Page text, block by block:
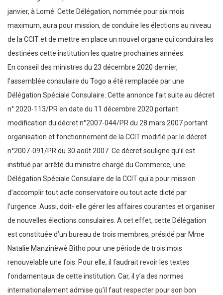
janvier, à Lomé. Cette Délégation, nommée pour six mois
maximum, aura pour mission, de conduire les élections au niveau
de la CCIT et de mettre en place un nouvel organe qui conduira les
destinées cette institution les quatre prochaines années.
En conseil des ministres du 23 décembre 2020 dernier,
l’assemblée consulaire du Togo a été remplacée par une
Délégation Spéciale Consulaire. Cette annonce fait suite au décret
n° 2020-113/PR en date du 11 décembre 2020 portant
modification du décret n°2007-044/PR du 28 mars 2007 portant
organisation et fonctionnement de la CCIT modifié par le décret
n°2007-091/PR du 30 août 2007. Ce décret souligne qu’il est
institué par arrêté du ministre chargé du Commerce, une
Délégation Spéciale Consulaire de la CCIT qui a pour mission
d’accomplir tout acte conservatoire ou tout acte dicté par
l’urgence. Aussi, doit- elle gérer les affaires courantes et organiser
de nouvelles élections consulaires. A cet effet, cette Délégation
est constituée d’un bureau de trois membres, présidé par Mme
Natalie Manzinèwè Bitho pour une période de trois mois
renouvelable une fois. Pour elle, il faudrait revoir les textes
fondamentaux de cette institution. Car, il y’a des normes
internationalement admise qu’il faut respecter pour son bon